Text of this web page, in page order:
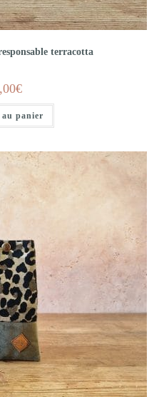
terracotta
€
panier